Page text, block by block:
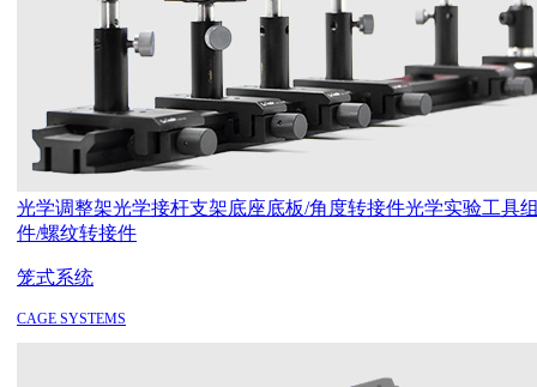
光学调整架光学接杆支架底座底板/角度转接件光学实验工具
件/螺纹转接件
笼式系统
CAGE SYSTEMS